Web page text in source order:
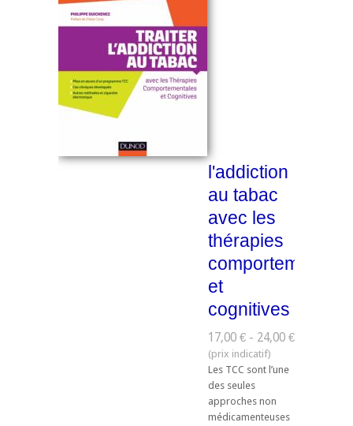
l'addiction
au tabac
avec les
thérapies
et
cognitives
17,00 € - 24,00 €
Les TCC sont l’une
des seules
approches non
médicamenteuses